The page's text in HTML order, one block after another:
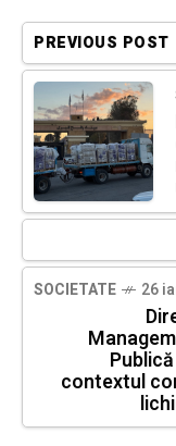
PREVIOUS POST
SOCIETATE 26
contextul